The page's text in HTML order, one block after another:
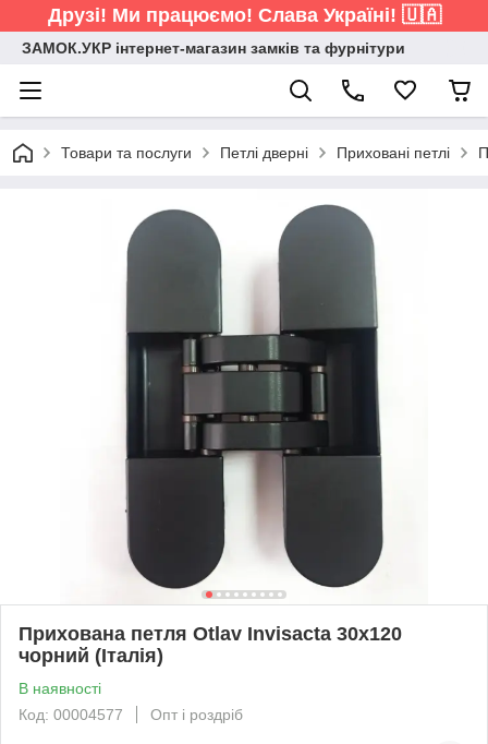
Друзі! Ми працюємо! Слава Україні! 🇺🇦
ЗАМОК.УКР інтернет-магазин замків та фурнітури
Товари та послуги Петлі дверні Приховані петлі
Прихована петля Otlav Invisacta 30х120
чорний (Італія)
В наявності
Код: 00004577
Опт і роздріб